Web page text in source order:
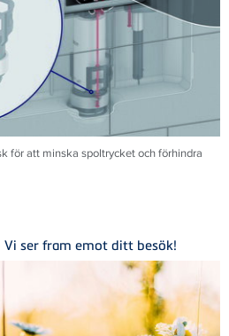
för att minska spoltrycket och förhindra
Vi ser fram emot ditt besök!